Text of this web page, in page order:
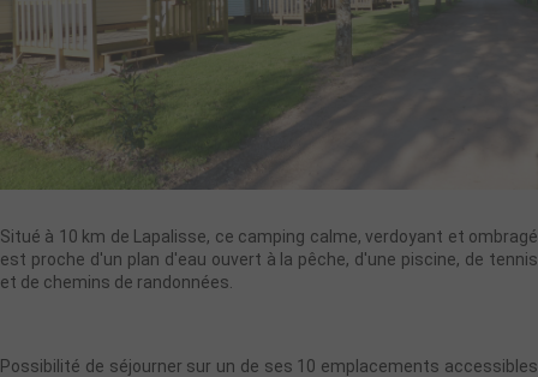
Situé à 10 km de Lapalisse, ce camping calme, verdoyant et ombragé
est proche d'un plan d'eau ouvert à la pêche, d'une piscine, de tennis
et de chemins de randonnées.
Possibilité de séjourner sur un de ses 10 emplacements accessibles